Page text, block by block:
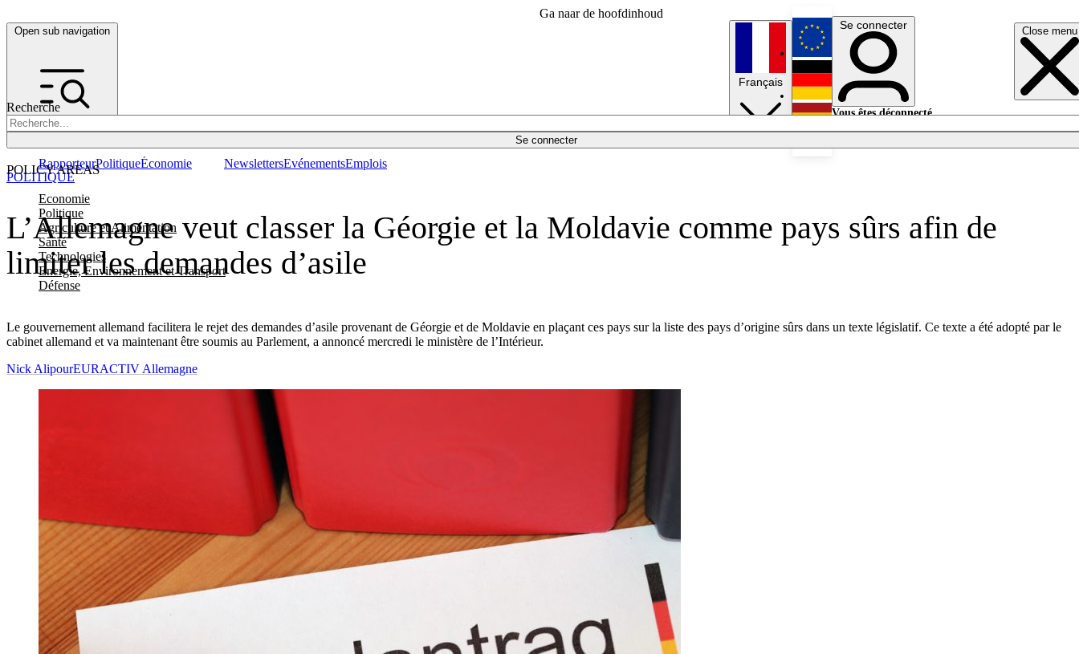
Ga naar de hoofdinhoud
Open sub navigation Close menu
Recherche
Se connecter
POLICY AREAS
Economie
Politique
Agriculture et Alimentation
Santé
Technologies
Energie, Environnement et Transport
Défense
RapporteurPolitiqueÉconomie NewslettersEvénementsEmplois
Français
English
Deutsch
Se connecter
Vous êtes déconnecté.
L’Allemagne veut classer la Géorgie et la Moldavie comme pays sûrs afin de
limiter les demandes d’asile
Le gouvernement allemand facilitera le rejet des demandes d’asile provenant de Géorgie et de Moldavie en plaçant ces pays sur la liste des pays d’origine sûrs dans un texte législatif. Ce texte a été adopté par le
cabinet allemand et va maintenant être soumis au Parlement, a annoncé mercredi le ministère de l’Intérieur.
POLITIQUE
Nick AlipourEURACTIV Allemagne